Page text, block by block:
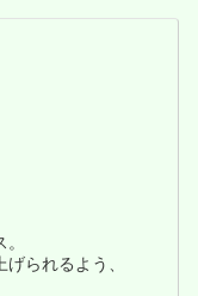
られるよう、